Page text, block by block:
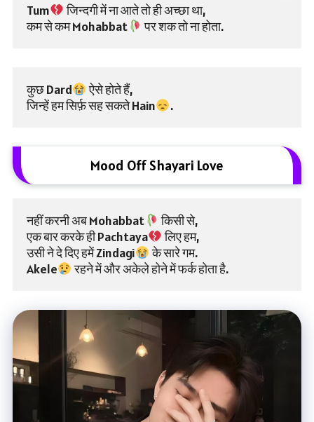
Tum
जिन्दगी में ना आते तो ही अच्छा था,
कम से कम Mohabbat
पर शक तो ना होता.
कुछ Dard
ऐसे होते हैं,
जिन्हें हम सिर्फ़ सह सकते Hain
.
Mood Off Shayari Love
नहीं करनी अब Mohabbat
किसी से,
एक बार करके ही Pachtaya
लिए हम,
उसी ने दे दिए हमें Zindagi
के सारे गम.
Akele
रहने में और अकेले होने में फर्क होता है.